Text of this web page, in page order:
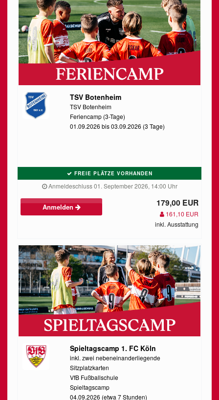
TSV Botenheim
TSV Botenheim
Feriencamp (3-Tage)
01.09.2026 bis 03.09.2026 (3 Tage)
FREIE PLÄTZE VORHANDEN
Anmeldeschluss 01. September 2026, 14:00 Uhr
Anmelden 179,00 EUR
161,10 EUR
inkl. Ausstattung
Spieltagscamp 1. FC Köln
inkl. zwei nebeneinanderliegende
Sitzplatzkarten
VfB Fußballschule
Spieltagscamp
04.09.2026 (etwa 7 Stunden)